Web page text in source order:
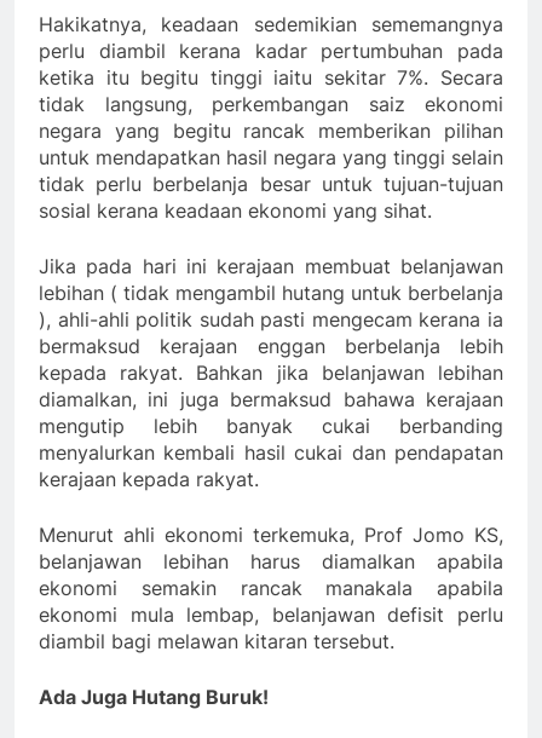
Hakikatnya, keadaan sedemikian sememangnya
perlu diambil kerana kadar pertumbuhan pada
ketika itu begitu tinggi iaitu sekitar 7%. Secara
tidak langsung, perkembangan saiz ekonomi
negara yang begitu rancak memberikan pilihan
untuk mendapatkan hasil negara yang tinggi selain
tidak perlu berbelanja besar untuk tujuan-tujuan
sosial kerana keadaan ekonomi yang sihat.
Jika pada hari ini kerajaan membuat belanjawan
lebihan ( tidak mengambil hutang untuk berbelanja
), ahli-ahli politik sudah pasti mengecam kerana ia
bermaksud kerajaan enggan berbelanja lebih
kepada rakyat. Bahkan jika belanjawan lebihan
diamalkan, ini juga bermaksud bahawa kerajaan
mengutip lebih banyak cukai berbanding
menyalurkan kembali hasil cukai dan pendapatan
kerajaan kepada rakyat.
Menurut ahli ekonomi terkemuka, Prof Jomo KS,
belanjawan lebihan harus diamalkan apabila
ekonomi semakin rancak manakala apabila
ekonomi mula lembap, belanjawan defisit perlu
diambil bagi melawan kitaran tersebut.
Ada Juga Hutang Buruk!